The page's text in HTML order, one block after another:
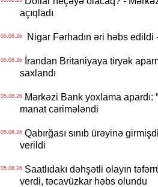
açıqladı
05.08.26Nigar Fərhadın əri həbs edildi
05.08.26İrandan Britaniyaya tiryək
saxlandı
05.08.26Mərkəzi Bank yoxlama apardı:
manat cərimələndi
05.08.26Qabırğası sınıb ürəyinə
verildi
05.08.26Saatlıdakı dəhşətli olayın
verdi, təcavüzkar həbs olundu